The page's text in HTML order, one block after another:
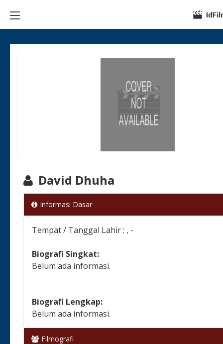
David Dhuha
Informasi Dasar
Tempat / Tanggal Lahir : , -
Biografi Singkat:
Belum ada informasi.
Biografi Lengkap:
Belum ada informasi.
Filmografi